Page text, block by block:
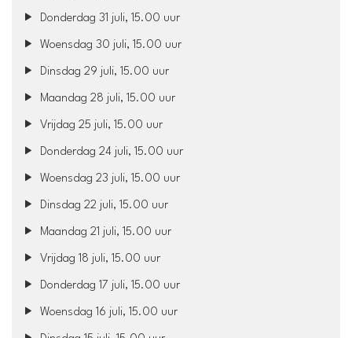
Donderdag 31 juli, 15.00 uur
Woensdag 30 juli, 15.00 uur
Dinsdag 29 juli, 15.00 uur
Maandag 28 juli, 15.00 uur
Vrijdag 25 juli, 15.00 uur
Donderdag 24 juli, 15.00 uur
Woensdag 23 juli, 15.00 uur
Dinsdag 22 juli, 15.00 uur
Maandag 21 juli, 15.00 uur
Vrijdag 18 juli, 15.00 uur
Donderdag 17 juli, 15.00 uur
Woensdag 16 juli, 15.00 uur